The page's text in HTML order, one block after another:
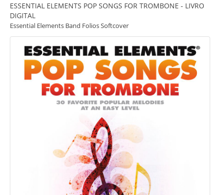
ESSENTIAL ELEMENTS POP SONGS FOR TROMBONE - LIVRO
DIGITAL
Essential Elements Band Folios Softcover